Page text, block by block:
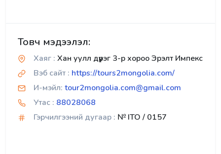
Товч мэдээлэл:
Хаяг : Хан уулл дүүрэг 3-р хороо Эрэлт Импекс
Вэб сайт : https://tours2mongolia.com/
И-мэйл: tour2mongolia.com@gmail.com
Утас : 88028068
Гэрчилгээний дугаар : № ITO / 0157